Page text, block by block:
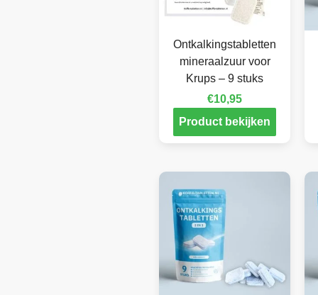
Ontkalkingstabletten
mineraalzuur voor
Krups – 9 stuks
€10,95
Product bekijken